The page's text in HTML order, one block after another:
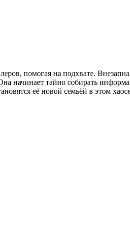
помогая на подхвате.
начинает тайно собирать
её новой семьёй в этом